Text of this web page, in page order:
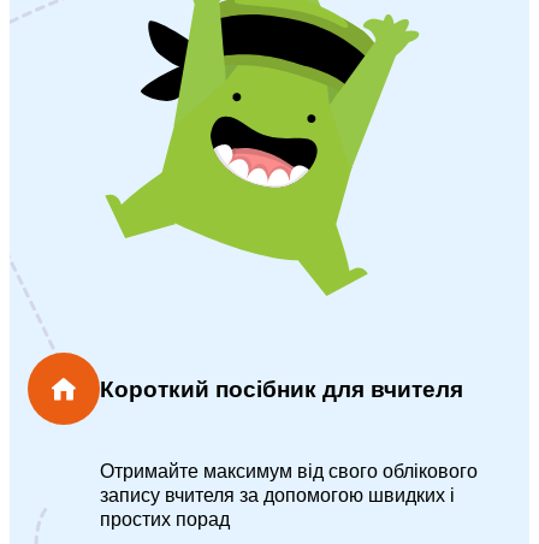
Короткий посібник для вчителя
Отримайте максимум від свого облікового
запису вчителя за допомогою швидких і
простих порад